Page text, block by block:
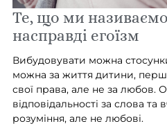
Те, що ми
насправді егоїзм
Вибудовувати можна
можна за життя дитини,
свої права, але не за любов.
відповідальності за слова та
розуміння, але не любові.